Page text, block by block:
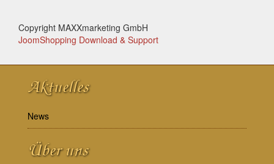
Copyright MAXXmarketing GmbH
JoomShopping Download & Support
Aktuelles
News
Über uns